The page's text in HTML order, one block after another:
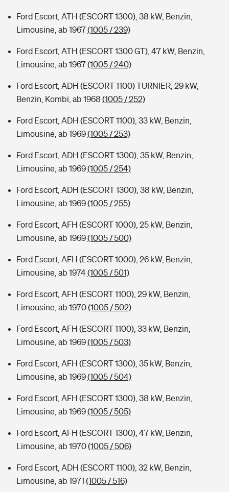
Ford Escort, ATH (ESCORT 1300), 38 kW, Benzin,
Limousine, ab 1967(1005 / 239)
Ford Escort, ATH (ESCORT 1300 GT), 47 kW, Benzin,
Limousine, ab 1967(1005 / 240)
Ford Escort, ADH (ESCORT 1100) TURNIER, 29 kW,
Benzin, Kombi, ab 1968 (1005 / 252)
Ford Escort, ADH (ESCORT 1100), 33 kW, Benzin,
Limousine, ab 1969(1005 / 253)
Ford Escort, ADH (ESCORT 1300), 35 kW, Benzin,
Limousine, ab 1969(1005 / 254)
Ford Escort, ADH (ESCORT 1300), 38 kW, Benzin,
Limousine, ab 1969(1005 / 255)
Ford Escort, AFH (ESCORT 1000), 25 kW, Benzin,
Limousine, ab 1969(1005 / 500)
Ford Escort, AFH (ESCORT 1000), 26 kW, Benzin,
Limousine, ab 1974(1005 / 501)
Ford Escort, AFH (ESCORT 1100), 29 kW, Benzin,
Limousine, ab 1970(1005 / 502)
Ford Escort, AFH (ESCORT 1100), 33 kW, Benzin,
Limousine, ab 1969(1005 / 503)
Ford Escort, AFH (ESCORT 1300), 35 kW, Benzin,
Limousine, ab 1969(1005 / 504)
Ford Escort, AFH (ESCORT 1300), 38 kW, Benzin,
Limousine, ab 1969(1005 / 505)
Ford Escort, AFH (ESCORT 1300), 47 kW, Benzin,
Limousine, ab 1970(1005 / 506)
Ford Escort, ADH (ESCORT 1100), 32 kW, Benzin,
Limousine, ab 1971 (1005 / 516)